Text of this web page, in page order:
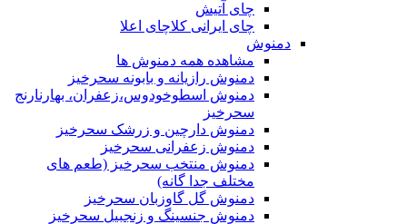
چای آتیش
چای ایرانی کلاچای اعلا
دمنوش
مشاهده همه دمنوش ها
دمنوش رازیانه و بابونه سحرخیز
دمنوش اسطوخودوس،زعفران، بهارنارنج
سحرخیز
دمنوش دارچین و زرشک سحرخیز
دمنوش زعفرانی سحرخیز
دمنوش منتخب سحرخیز (طعم های
مختلف جدا گانه)
دمنوش گل گاوزبان سحرخیز
دمنوش جنسینگ و زنجبیل سحرخیز